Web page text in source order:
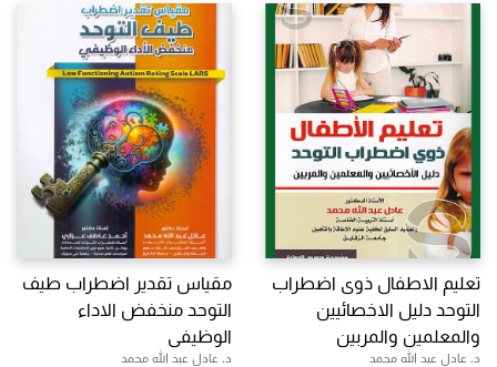
تعليم الاطفال ذوى اضطراب
التوحد دليل الاخصائيين
والمعلمين والمربين
د. عادل عبد الله محمد
مقياس تقدير اضطراب طيف
التوحد منخفض الاداء
الوظيفى
د. عادل عبد الله محمد